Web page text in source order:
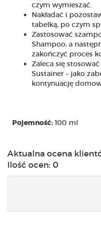
czym wymieszać.
Nakładać i
tabelką, po czym
Zastosować
Shampoo, a
zakończyć proces
Zaleca się
Sustainer – jako
kontynuację
Pojemność: 100 ml
Aktualna ocena
Ilość ocen: 0